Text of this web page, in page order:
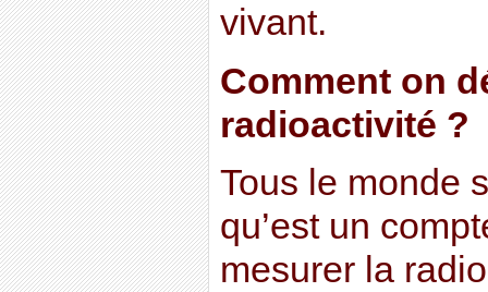
vivant.
Comment on
radioactivité ?
Tous le monde
qu’est un
mesurer la